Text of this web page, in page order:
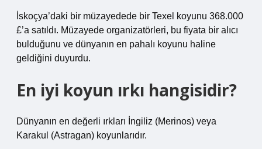
İskoçya’daki bir müzayedede bir Texel koyunu 368.000
£’a satıldı. Müzayede organizatörleri, bu fiyata bir alıcı
bulduğunu ve dünyanın en pahalı koyunu haline
geldiğini duyurdu.
En iyi koyun ırkı hangisidir?
Dünyanın en değerli ırkları İngiliz (Merinos) veya
Karakul (Astragan) koyunlarıdır.